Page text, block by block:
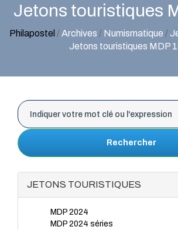
Jetons touristiques
Philapostel /Archives / Numismatique /
Jetons touristiques MDP
Rechercher
JETONS TOURISTIQUES
MDP 2024
MDP 2024 séries